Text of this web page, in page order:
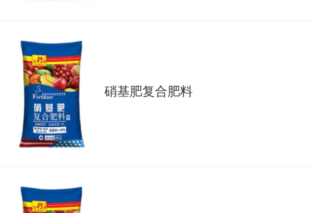
硝基肥复合肥料